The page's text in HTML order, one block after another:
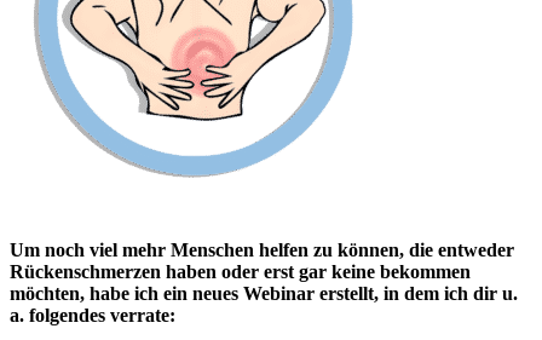
Um noch viel mehr Menschen helfen zu können, die entweder
Rückenschmerzen haben oder erst gar keine bekommen
möchten, habe ich ein neues Webinar erstellt, in dem ich dir u.
a. folgendes verrate: